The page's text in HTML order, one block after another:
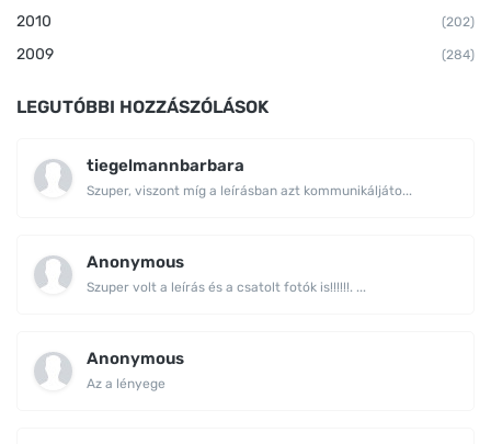
2010 (202)
2009 (284)
LEGUTÓBBI HOZZÁSZÓLÁSOK
tiegelmannbarbara
Szuper, viszont míg a leírásban azt kommunikáljáto...
Anonymous
Szuper volt a leírás és a csatolt fotók is!!!!!!. ...
Anonymous
Az a lényege